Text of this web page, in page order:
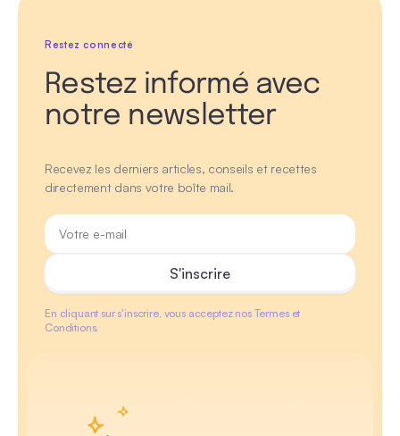
Restez connecté
Restez informé avec
notre newsletter
Recevez les derniers articles, conseils et recettes
directement dans votre boîte mail.
En cliquant sur s'inscrire, vous acceptez nos Termes et
Conditions.